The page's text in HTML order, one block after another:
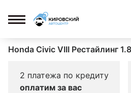
Honda Civic VIII Рестайлинг
2 платежа по кредиту
оплатим за вас